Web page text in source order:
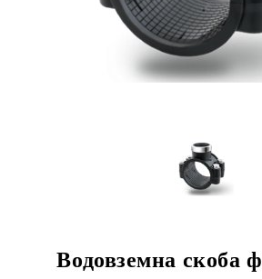
Водовземна скоба